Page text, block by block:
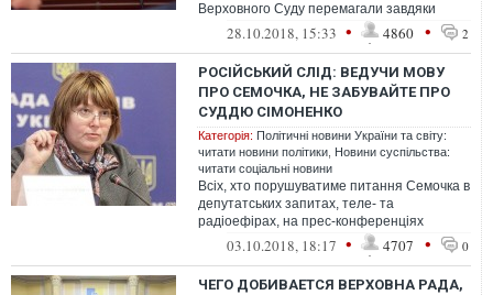
Верховного Суду перемагали завдяки
відвертій неправді.
28.10.2018, 15:33 • 4860 • 2
РОСІЙСЬКИЙ СЛІД: ВЕДУЧИ МОВУ
ПРО СЕМОЧКА, НЕ ЗАБУВАЙТЕ ПРО
СУДДЮ СІМОНЕНКО
Категорія: Політичні новини України та світу:
читати новини політики Новини суспільства:
читати соціальні новини
Всіх, хто порушуватиме питання Семочка в
депутатських запитах, теле- та
радіоефірах, на прес-конференціях
президента, голови СБУ, не забувайте про
03.10.2018, 18:17 • 4707 • 0
ЧЕГО ДОБИВАЕТСЯ ВЕРХОВНА РАДА,